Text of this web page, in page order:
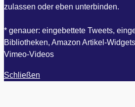
zulassen oder eben unterbinden.
* genauer: eingebettete Tweets,
Bibliotheken, Amazon Artikel-
Vimeo-Videos
Schließen